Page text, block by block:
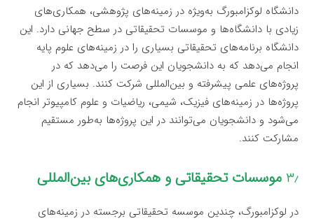
دانشگاه لوکزامبورگ به‌ویژه در زمینه‌های پژوهشی، همکاری‌های
زیادی با دانشگاه‌ها و موسسات تحقیقاتی در سطح جهانی دارد. این
دانشگاه برنامه‌های تحقیقاتی بسیاری را در زمینه‌های علوم پایه
انجام می‌دهد که به دانشجویان این فرصت را می‌دهد که در
پروژه‌های علمی پیشرفته و بین‌المللی شرکت کنند. بسیاری از این
پروژه‌ها در زمینه‌های فیزیک، شیمی، ریاضیات و علوم کامپیوتر انجام
می‌شود و دانشجویان می‌توانند در این پروژه‌ها به‌طور مستقیم
مشارکت کنند.
۳٫ موسسات تحقیقاتی و همکاری‌های بین‌المللی
در لوکزامبورگ، چندین موسسه تحقیقاتی برجسته در زمینه‌های